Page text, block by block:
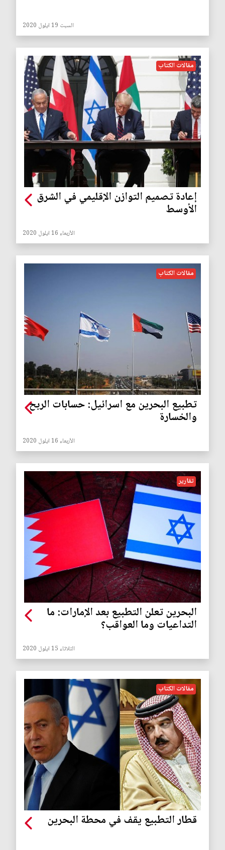
السبت 19 ايلول 2020
مقالات الكتاب
إعادة تصميم التوازن الإقليمي في الشرق
الأوسط
الأربعاء 16 ايلول 2020
مقالات الكتاب
تطبيع البحرين مع اسرائيل: حسابات الربح
والخسارة
الأربعاء 16 ايلول 2020
تقارير
البحرين تعلن التطبيع بعد الإمارات: ما
التداعيات وما العواقب؟
الثلاثاء 15 ايلول 2020
مقالات الكتاب
قطار التطبيع يقف في محطة البحرين